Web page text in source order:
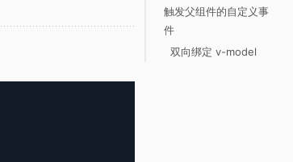
触发父组件的自定义事
件
双向绑定 v-model